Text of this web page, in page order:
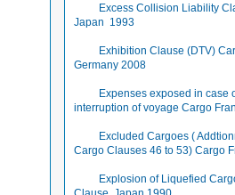
Excess Collision Liability
Japan 1993
Exhibition Clause (DTV)
Germany 2008
Expenses exposed in case
interruption of voyage Cargo
Excluded Cargoes (
Cargo Clauses 46 to 53) Cargo
Explosion of Liquefied